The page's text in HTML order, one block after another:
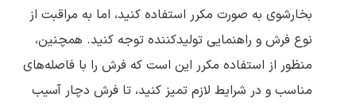
بخارشوی به صورت مکرر استفاده کنید، اما به مراقبت از
نوع فرش و راهنمایی تولیدکننده توجه کنید. همچنین،
منظور از استفاده مکرر این است که فرش را با فاصله‌های
مناسب و در شرایط لازم تمیز کنید، تا فرش دچار آسیب